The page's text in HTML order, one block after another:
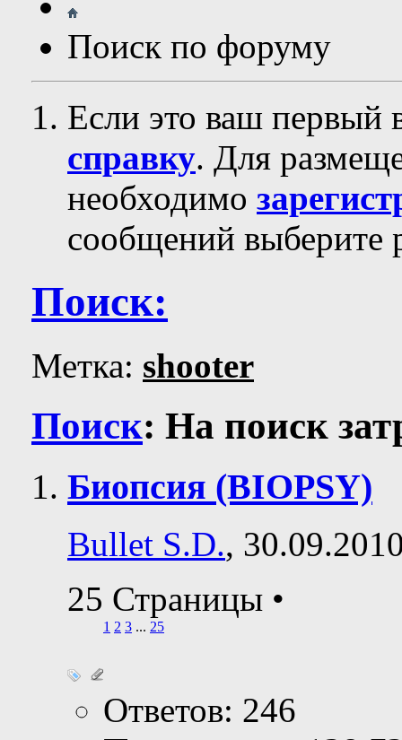
Поиск по форуму
Если это ваш первый
справку. Для
необходимо
сообщений выберите
Поиск:
Метка: shooter
Поиск: На поиск
Биопсия (BIOPSY)
Bullet S.D.,
25 Страницы •
1 2 3 ... 25
Ответов: 246